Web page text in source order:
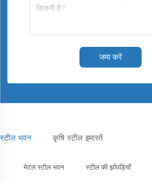
जमा करें
स्टील भवन कृषि स्टील इमारतें
मेटल स्टील भवन स्टील की झोंपड़ियाँ